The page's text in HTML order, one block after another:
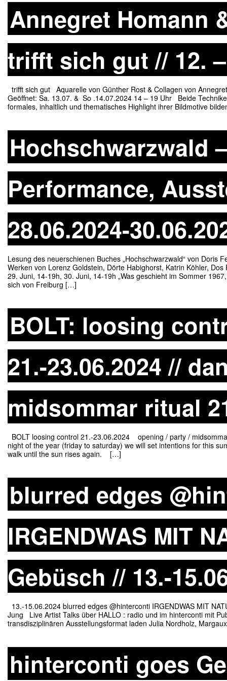
Annegret Homann
trifft sich gut // 12.
trifft sich gut Aquarelle von Günther Rost & Collagen von
Geöffnet: Sa. 13.07. & So .14.07.2024 14 – 19 Uhr Beide
formales, inhaltlich und thematisches Highlight ihrer Bildmotive
Hochschwarzwald
Performance,
28.06.2024-
Lesung des neuerschienen Buches „Hochschwarzwald“ von Doris
Werken von Lorenz Goldstein, Dörte Habighorst, Katrin Köhler,
29. Juni, 14-19h, 30. Juni, 14-19h „Was geschieht im Sommer
sich von Freiburg […]
BOLT: loosing
21.-23.06.2024 //
midsommar ritual
BOLT loosing control 21.-23.06.2024 opening / party /
night of the year (friday to saturday) we will set intentions for this
walk until the sun rises again. […]
blurred edges
IRGENDWAS MIT
Gebüsch // 13.-
13.-15.06.2024 blurred edges @hinterconti IRGENDWAS MIT
Jung Live Artist Talks über HALLO : radio und im hinterconti mit
transdisziplinären Ausstellungsformat laden Julia Nordholz,
hinterconti goes